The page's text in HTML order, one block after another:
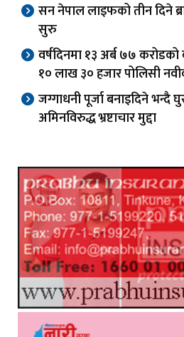
सन नेपाल लाइफको तीन दिने
सुरु
वर्षदिनमा १३ अर्ब ७७
१० लाख ३० हजार पोलिसी
जग्गाधनी पूर्जा बनाइदिने भन्दै
अमिनविरुद्ध भ्रष्टाचार मुद्दा